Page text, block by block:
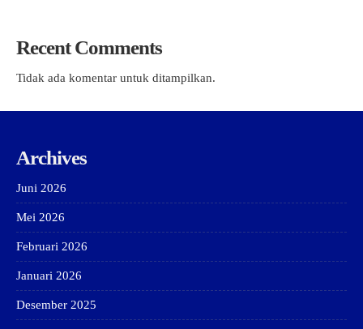
Recent Comments
Tidak ada komentar untuk ditampilkan.
Archives
Juni 2026
Mei 2026
Februari 2026
Januari 2026
Desember 2025